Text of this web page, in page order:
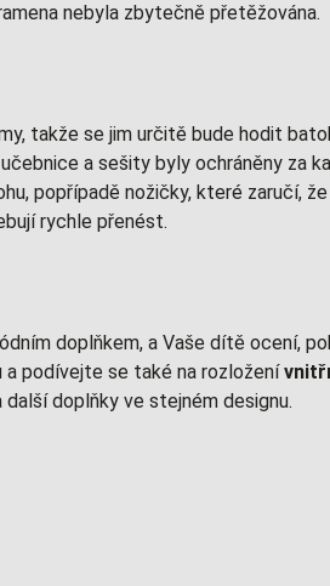
nebyla zbytečně přetěžována.
takže se jim určitě bude hodit
a sešity byly ochráněny za
popřípadě nožičky, které zaručí,
rychle přenést.
doplňkem, a Vaše dítě ocení,
podívejte se také na rozložení
doplňky ve stejném designu.